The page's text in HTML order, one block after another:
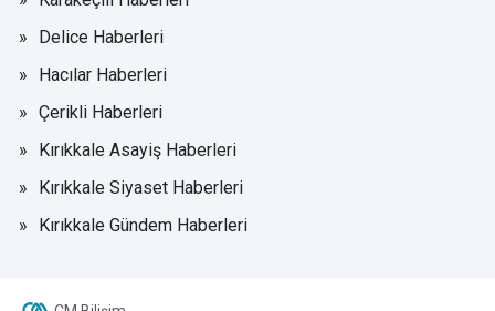
Delice Haberleri
Hacılar Haberleri
Çerikli Haberleri
Kırıkkale Asayiş Haberleri
Kırıkkale Siyaset Haberleri
Kırıkkale Gündem Haberleri